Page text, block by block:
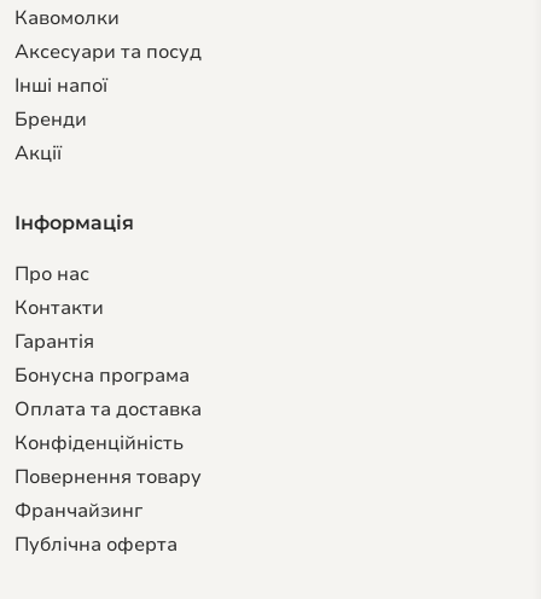
Кавомолки
Аксесуари та посуд
Інші напої
Бренди
Акції
Інформація
Про нас
Контакти
Гарантiя
Бонусна програма
Оплата та доставка
Конфіденційність
Повернення товару
Франчайзинг
Публічна оферта